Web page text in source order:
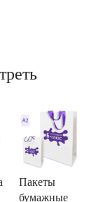
Пакеты
бумажные